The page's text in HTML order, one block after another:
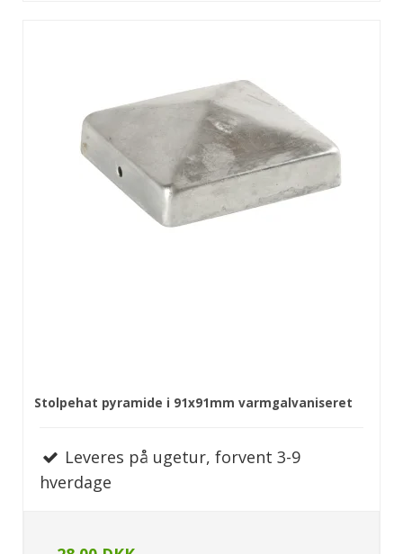
Stolpehat pyramide i 91x91mm varmgalvaniseret
Leveres på ugetur, forvent 3-9
hverdage